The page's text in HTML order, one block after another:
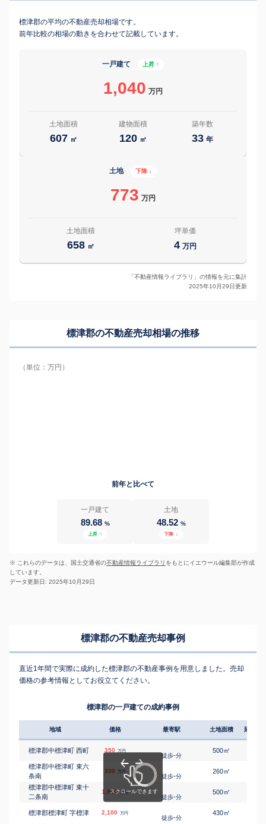
標津郡の平均の不動産売却相場です。
前年比較の相場の動きを合わせて記載しています。
一戸建て 上昇 ↑
1,040 万円
土地面積
607 ㎡
建物面積
120 ㎡
築年数
33 年
土地 下降 ↓
773 万円
土地面積
658 ㎡
坪単価
4 万円
「不動産情報ライブラリ」の情報を元に集計
2025年10月29日更新
標津郡の不動産売却相場の推移
（単位：万円）
前年と比べて
一戸建て
89.68 %
上昇 ↑
土地
48.52 %
下降 ↓
※ これらのデータは、国土交通省の不動産情報ライブラリ をもとにイエウール編集部が作成
しています。
データ更新日: 2025年10月29日
標津郡の不動産売却事例
直近1年間で実際に成約した標津郡の不動産事例を用意しました。売却
価格の参考情報としてお役立てください。
標津郡の一戸建ての成約事例
地域 価格 最寄駅 土地面積 延床面
標津郡中標津町 西町 350 万円
徒歩-分
500㎡
標津郡中標津町 東六
条南
330 万円
徒歩-分
260㎡
標津郡中標津町 東十
二条南
1,900 万円
徒歩-分
500㎡
標津郡標津町 字標津 2,100 万円
徒歩-分
430㎡